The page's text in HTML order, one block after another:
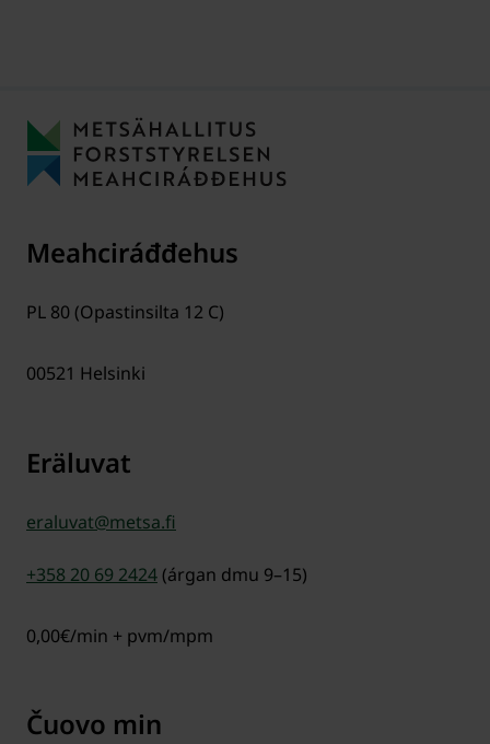
Meahciráđđehus
PL 80 (Opastinsilta 12 C)
00521 Helsinki
Eräluvat
eraluvat@metsa.fi
+358 20 69 2424 (árgan dmu 9–15)
0,00€/min + pvm/mpm
Čuovo min